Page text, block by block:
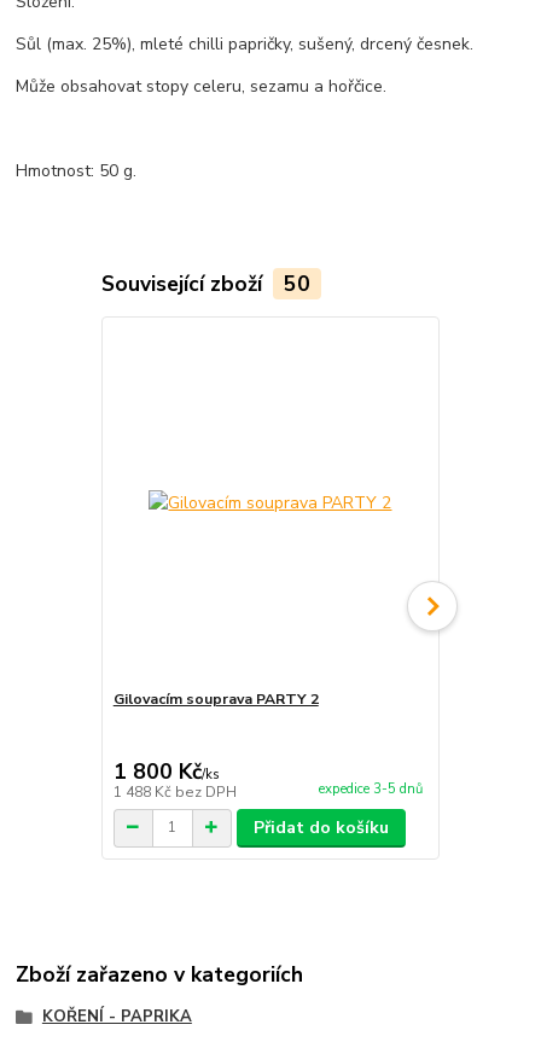
Sůl (max. 25%), mleté chilli papričky, sušený, drcený česnek.
Může obsahovat stopy celeru, sezamu a hořčice.
Hmotnost: 50 g.
Související zboží 50
Gilovacím souprava PARTY 2
1 800 Kč/ks
1 488 Kč bez DPH expedice 3-5 dnů
Přidat do košíku
Zboží zařazeno v kategoriích
KOŘENÍ - PAPRIKA